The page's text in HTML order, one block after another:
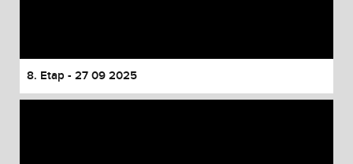
8. Etap - 27 09 2025